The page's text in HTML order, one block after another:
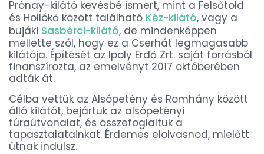
Prónay-kilátó kevésbé ismert, mint a Felsőtold
és Hollókő között található Kéz-kilátó, vagy a
bujáki Sasbérci-kilátó, de mindenképpen
mellette szól, hogy ez a Cserhát legmagasabb
kilátója. Építését az Ipoly Erdő Zrt. saját forrásból
finanszírozta, az emelvényt 2017 októberében
adták át.
Célba vettük az Alsópetény és Romhány között
álló kilátót, bejártuk az alsópetényi
túraútvonalat, és összefoglaltuk a
tapasztalatainkat. Érdemes elolvasnod, mielőtt
útnak indulsz.